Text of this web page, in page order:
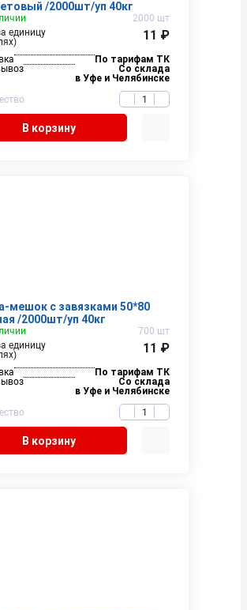
/2000шт/уп 40кг
2000 шт
единицу
11 ₽
По тарифам ТК
Со склада
в Уфе и Челябинске
В корзину
мешок с завязками 50*80
/2000шт/уп 40кг
700 шт
единицу
11 ₽
По тарифам ТК
Со склада
в Уфе и Челябинске
В корзину